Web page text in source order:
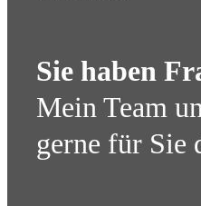
Sie haben
Mein Team
gerne für Sie